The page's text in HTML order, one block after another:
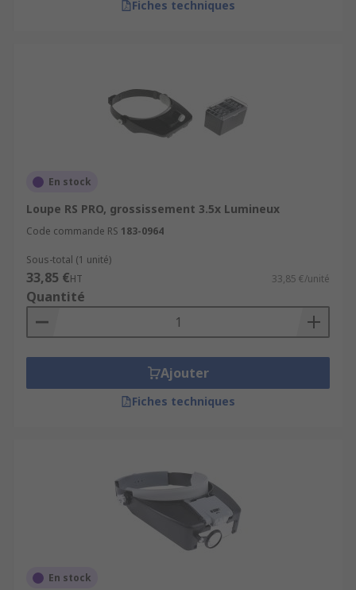
Fiches techniques
En stock
Loupe RS PRO, grossissement 3.5x Lumineux
Code commande RS 183-0964
Sous-total (1 unité)
33,85 €HT 33,85 €/unité
Quantité
Ajouter
Fiches techniques
En stock